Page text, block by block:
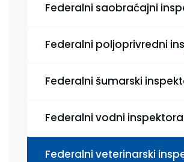
Federalni saobraćajni
Federalni poljoprivredni
Federalni šumarski
Federalni vodni
Federalni veterinarski